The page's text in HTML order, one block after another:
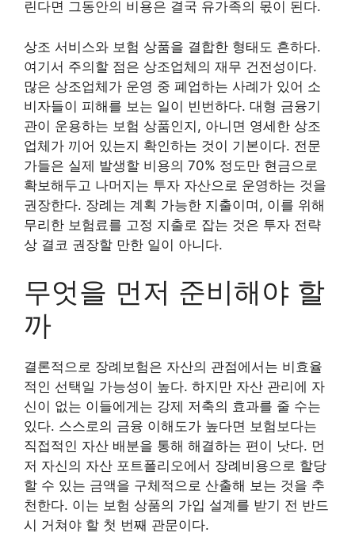
린다면 그동안의 비용은 결국 유가족의 몫이 된다.
상조 서비스와 보험 상품을 결합한 형태도 흔하다.
여기서 주의할 점은 상조업체의 재무 건전성이다.
많은 상조업체가 운영 중 폐업하는 사례가 있어 소
비자들이 피해를 보는 일이 빈번하다. 대형 금융기
관이 운용하는 보험 상품인지, 아니면 영세한 상조
업체가 끼어 있는지 확인하는 것이 기본이다. 전문
가들은 실제 발생할 비용의 70% 정도만 현금으로
확보해두고 나머지는 투자 자산으로 운영하는 것을
권장한다. 장례는 계획 가능한 지출이며, 이를 위해
무리한 보험료를 고정 지출로 잡는 것은 투자 전략
상 결코 권장할 만한 일이 아니다.
무엇을 먼저 준비해야 할
까
결론적으로 장례보험은 자산의 관점에서는 비효율
적인 선택일 가능성이 높다. 하지만 자산 관리에 자
신이 없는 이들에게는 강제 저축의 효과를 줄 수는
있다. 스스로의 금융 이해도가 높다면 보험보다는
직접적인 자산 배분을 통해 해결하는 편이 낫다. 먼
저 자신의 자산 포트폴리오에서 장례비용으로 할당
할 수 있는 금액을 구체적으로 산출해 보는 것을 추
천한다. 이는 보험 상품의 가입 설계를 받기 전 반드
시 거쳐야 할 첫 번째 관문이다.